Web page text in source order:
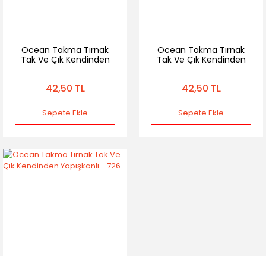
Ocean Takma Tırnak
Tak Ve Çık Kendinden
42,50 TL
Sepete Ekle
Ocean Takma Tırnak
Tak Ve Çık Kendinden
42,50 TL
Sepete Ekle